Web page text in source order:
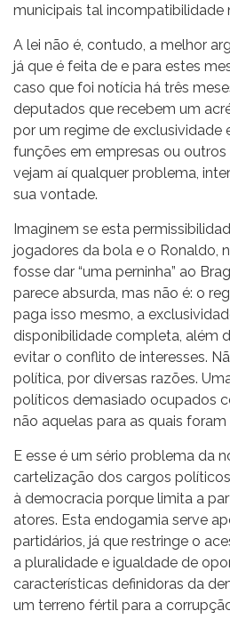
municipais tal incompatibilidade
A lei não é, contudo, a melhor
já que é feita de e para estes
caso que foi notícia há três
deputados que recebem um
por um regime de exclusividade
funções em empresas ou
vejam aí qualquer problema,
sua vontade.
Imaginem se esta
jogadores da bola e o Ronaldo,
fosse dar “uma perninha” ao
parece absurda, mas não é: o
paga isso mesmo, a
disponibilidade completa, além
evitar o conflito de interesses.
política, por diversas razões.
políticos demasiado ocupados
não aquelas para as quais foram
E esse é um sério problema da
cartelização dos cargos
à democracia porque limita a
atores. Esta endogamia serve
partidários, já que restringe o
a pluralidade e igualdade de
características definidoras da
um terreno fértil para a